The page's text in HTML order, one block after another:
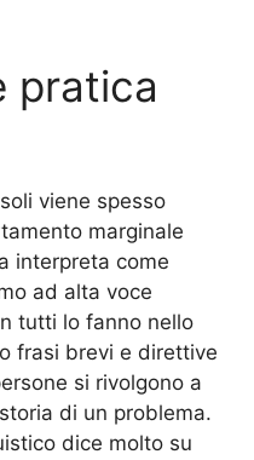
pratica
viene spesso
marginale
interpreta come
ad alta voce
tutti lo fanno nello
frasi brevi e direttive
si rivolgono a
di un problema.
dice molto su